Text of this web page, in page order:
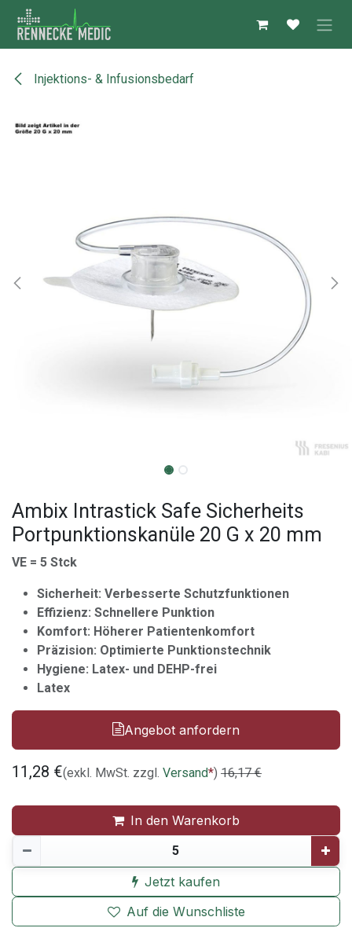
Zum Inhalt springen
Injektions- & Infusionsbedarf
Ambix Intrastick Safe Sicherheits
Portpunktionskanüle 20 G x 20 mm
VE = 5 Stck
Sicherheit: Verbesserte Schutzfunktionen
Effizienz: Schnellere Punktion
Komfort: Höherer Patientenkomfort
Präzision: Optimierte Punktionstechnik
Hygiene: Latex- und DEHP-frei
Latex
Angebot anfordern
11,28 €(exkl. MwSt. zzgl. Versand*) 16,17€
In den Warenkorb
Jetzt kaufen
Auf die Wunschliste